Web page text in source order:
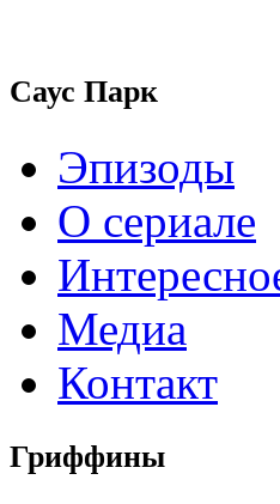
Саус Парк
Эпизоды
О сериале
Медиа
Контакт
Гриффины